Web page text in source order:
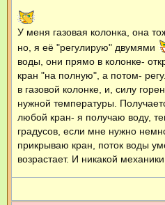
У меня газовая колонка, она
но, я её "регулирую" двумями
воды, они прямо в колонке-
кран "на полную", а потом-
в газовой колонке, и, силу
нужной температуры.
любой кран- я получаю воду,
градусов, если мне нужно
прикрываю кран, поток воды
возрастает. И никакой